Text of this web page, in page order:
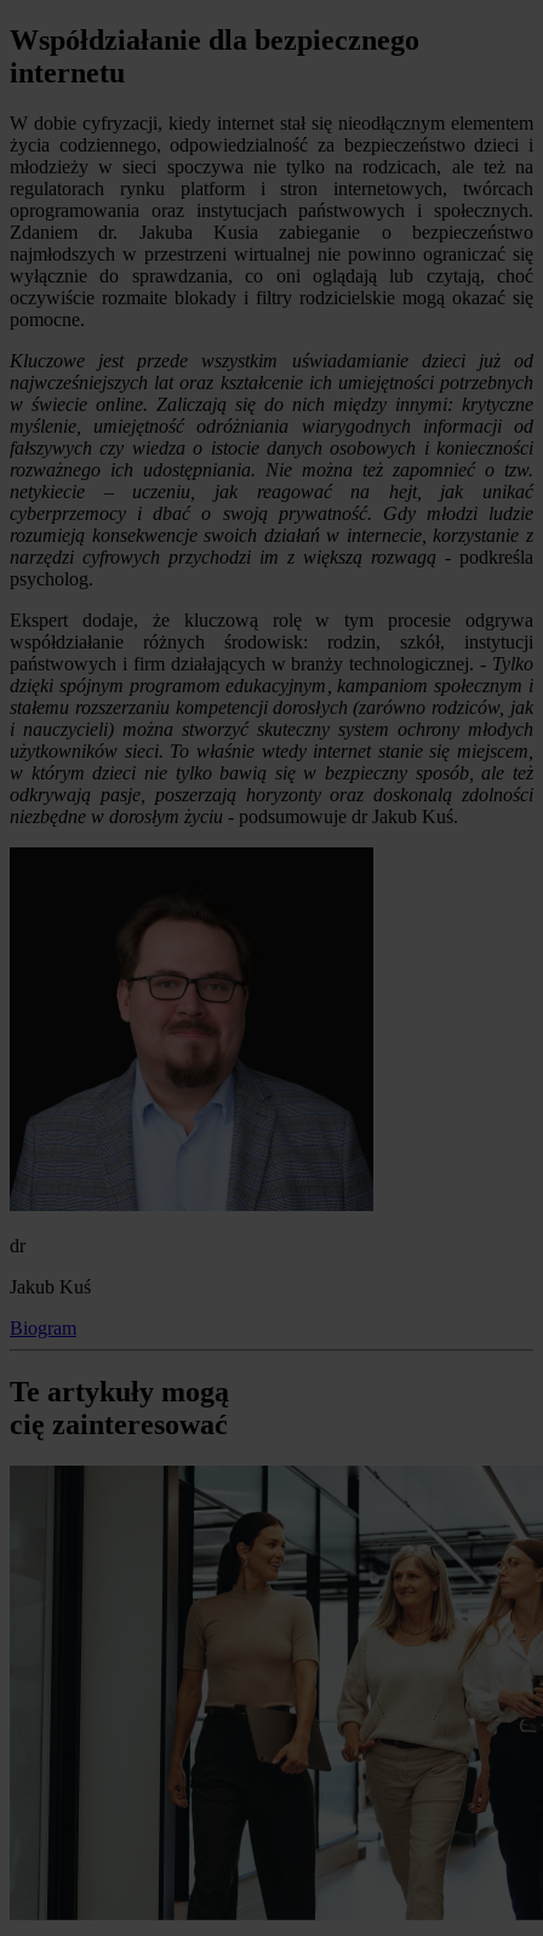
Współdziałanie dla bezpiecznego
internetu
W dobie cyfryzacji, kiedy internet stał się nieodłącznym elementem
życia codziennego, odpowiedzialność za bezpieczeństwo dzieci i
młodzieży w sieci spoczywa nie tylko na rodzicach, ale też na
regulatorach rynku platform i stron internetowych, twórcach
oprogramowania oraz instytucjach państwowych i społecznych.
Zdaniem dr. Jakuba Kusia zabieganie o bezpieczeństwo
najmłodszych w przestrzeni wirtualnej nie powinno ograniczać się
wyłącznie do sprawdzania, co oni oglądają lub czytają, choć
oczywiście rozmaite blokady i filtry rodzicielskie mogą okazać się
pomocne.
Kluczowe jest przede wszystkim uświadamianie dzieci już od
najwcześniejszych lat oraz kształcenie ich umiejętności potrzebnych
w świecie online. Zaliczają się do nich między innymi: krytyczne
myślenie, umiejętność odróżniania wiarygodnych informacji od
fałszywych czy wiedza o istocie danych osobowych i konieczności
rozważnego ich udostępniania. Nie można też zapomnieć o tzw.
netykiecie – uczeniu, jak reagować na hejt, jak unikać
cyberprzemocy i dbać o swoją prywatność. Gdy młodzi ludzie
rozumieją konsekwencje swoich działań w internecie, korzystanie z
narzędzi cyfrowych przychodzi im z większą rozwagą - podkreśla
psycholog.
Ekspert dodaje, że kluczową rolę w tym procesie odgrywa
współdziałanie różnych środowisk: rodzin, szkół, instytucji
państwowych i firm działających w branży technologicznej. - Tylko
dzięki spójnym programom edukacyjnym, kampaniom społecznym i
stałemu rozszerzaniu kompetencji dorosłych (zarówno rodziców, jak
i nauczycieli) można stworzyć skuteczny system ochrony młodych
użytkowników sieci. To właśnie wtedy internet stanie się miejscem,
w którym dzieci nie tylko bawią się w bezpieczny sposób, ale też
odkrywają pasje, poszerzają horyzonty oraz doskonalą zdolności
niezbędne w dorosłym życiu - podsumowuje dr Jakub Kuś.
dr
Jakub Kuś
Biogram
Te artykuły mogą
cię zainteresować